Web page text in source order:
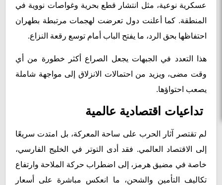
عسكرية نوعية، مثل انتشار قطع بحرية وغواصات نووية في
المنطقة. كما أعلنت دول تعرضت لهجمات مرتبطة بطهران
احتفاظها بحق الرد، ما يفتح الباب أمام توسع رقعة النزاع.
هذا التعدد في الجبهات يجعل الصراع أكثر خطورة من أي
وقت مضى، ويزيد من احتمالات الانزلاق إلى مواجهة شاملة
يصعب احتواؤها.
تداعيات اقتصادية عالمية
لم تقتصر آثار الحرب على ساحة المعركة، بل امتدت سريعًا
إلى الاقتصاد العالمي. فقد أدى التوتر في الخليج الفارسي،
خاصة في مضيق هرمز، إلى اضطراب حركة الملاحة وارتفاع
تكاليف التأمين والشحن، ما انعكس مباشرة على أسعار